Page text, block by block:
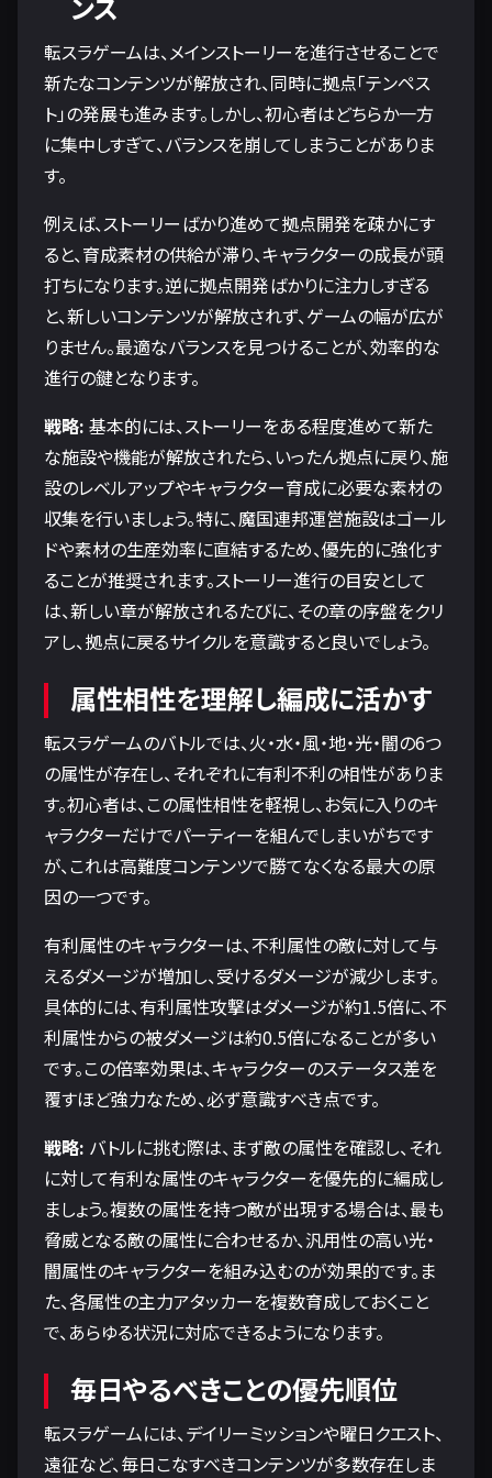
転スラゲームは、メインストーリーを進行させることで
新たなコンテンツが解放され、同時に拠点「テンペス
ト」の発展も進みます。しかし、初心者はどちらか一方
に集中しすぎて、バランスを崩してしまうことがありま
す。
例えば、ストーリーばかり進めて拠点開発を疎かにす
ると、育成素材の供給が滞り、キャラクターの成長が頭
打ちになります。逆に拠点開発ばかりに注力しすぎる
と、新しいコンテンツが解放されず、ゲームの幅が広が
りません。最適なバランスを見つけることが、効率的な
進行の鍵となります。
戦略: 基本的には、ストーリーをある程度進めて新た
な施設や機能が解放されたら、いったん拠点に戻り、施
設のレベルアップやキャラクター育成に必要な素材の
収集を行いましょう。特に、魔国連邦運営施設はゴール
ドや素材の生産効率に直結するため、優先的に強化す
ることが推奨されます。ストーリー進行の目安として
は、新しい章が解放されるたびに、その章の序盤をクリ
アし、拠点に戻るサイクルを意識すると良いでしょう。
属性相性を理解し編成に活かす
転スラゲームのバトルでは、火・水・風・地・光・闇の6つ
の属性が存在し、それぞれに有利不利の相性がありま
す。初心者は、この属性相性を軽視し、お気に入りのキ
ャラクターだけでパーティーを組んでしまいがちです
が、これは高難度コンテンツで勝てなくなる最大の原
因の一つです。
有利属性のキャラクターは、不利属性の敵に対して与
えるダメージが増加し、受けるダメージが減少します。
具体的には、有利属性攻撃はダメージが約1.5倍に、不
利属性からの被ダメージは約0.5倍になることが多い
です。この倍率効果は、キャラクターのステータス差を
覆すほど強力なため、必ず意識すべき点です。
戦略: バトルに挑む際は、まず敵の属性を確認し、それ
に対して有利な属性のキャラクターを優先的に編成し
ましょう。複数の属性を持つ敵が出現する場合は、最も
脅威となる敵の属性に合わせるか、汎用性の高い光・
闇属性のキャラクターを組み込むのが効果的です。ま
た、各属性の主力アタッカーを複数育成しておくこと
で、あらゆる状況に対応できるようになります。
毎日やるべきことの優先順位
転スラゲームには、デイリーミッションや曜日クエスト、
遠征など、毎日こなすべきコンテンツが多数存在しま